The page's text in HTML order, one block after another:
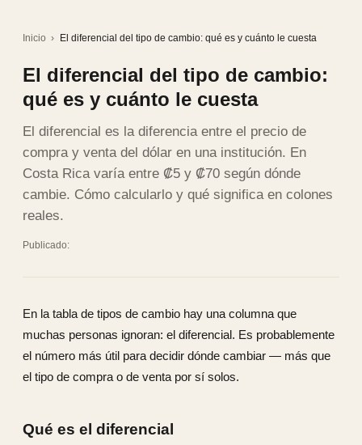
Inicio › El diferencial del tipo de cambio: qué es y cuánto le cuesta
El diferencial del tipo de cambio:
qué es y cuánto le cuesta
El diferencial es la diferencia entre el precio de
compra y venta del dólar en una institución. En
Costa Rica varía entre ₡5 y ₡70 según dónde
cambie. Cómo calcularlo y qué significa en colones
reales.
Publicado:
En la tabla de tipos de cambio hay una columna que
muchas personas ignoran: el diferencial. Es probablemente
el número más útil para decidir dónde cambiar — más que
el tipo de compra o de venta por sí solos.
Qué es el diferencial